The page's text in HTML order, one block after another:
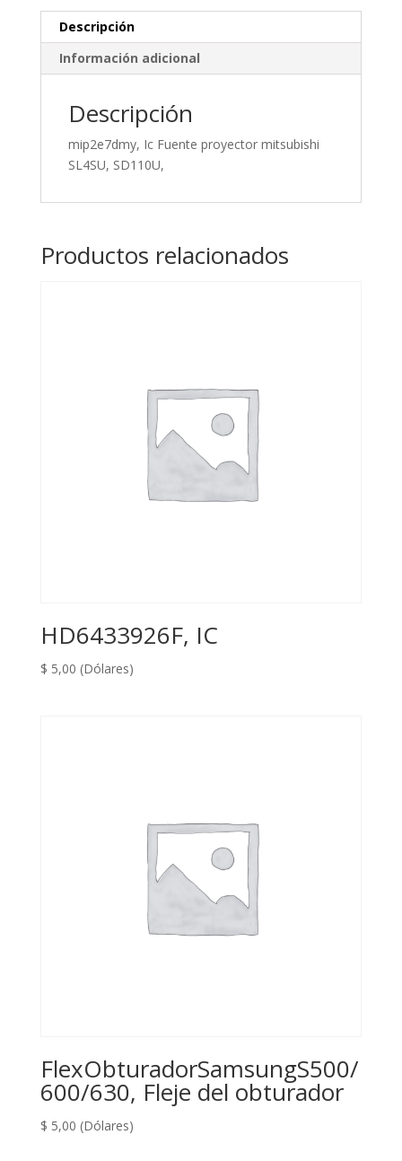
Descripción
Información adicional
Descripción
mip2e7dmy, Ic Fuente proyector mitsubishi
SL4SU, SD110U,
Productos relacionados
HD6433926F, IC
$ 5,00 (Dólares)
FlexObturadorSamsungS500/
600/630, Fleje del obturador
$ 5,00 (Dólares)